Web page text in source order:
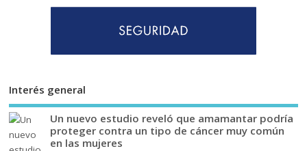
Interés general
Un nuevo estudio reveló que amamantar podría
proteger contra un tipo de cáncer muy común
en las mujeres